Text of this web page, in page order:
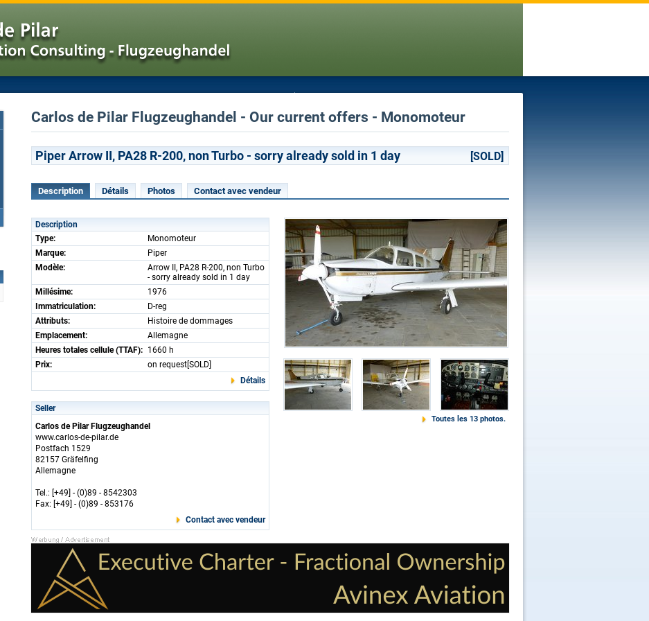
Carlos de Pilar Flugzeughandel - Our current offers - Monomoteur
Piper Arrow II, PA28 R-200, non Turbo - sorry already sold in 1 day [SOLD]
Description Détails Photos Contact avec vendeur
Description
Type:
Monomoteur
Marque:
Piper
Modèle:
Arrow II, PA28 R-200, non Turbo
- sorry already sold in 1 day
Millésime:
1976
Immatriculation:
D-reg
Attributs:
Histoire de dommages
Emplacement:
Allemagne
Heures totales cellule (TTAF): 1660 h
Prix:
on request[SOLD]
Détails
Seller
Carlos de Pilar Flugzeughandel
www.carlos-de-pilar.de
Postfach 1529
82157 Gräfelfing
Allemagne
Tel.: [+49] - (0)89 - 8542303
Fax: [+49] - (0)89 - 853176
Contact avec vendeur
Toutes les 13 photos.